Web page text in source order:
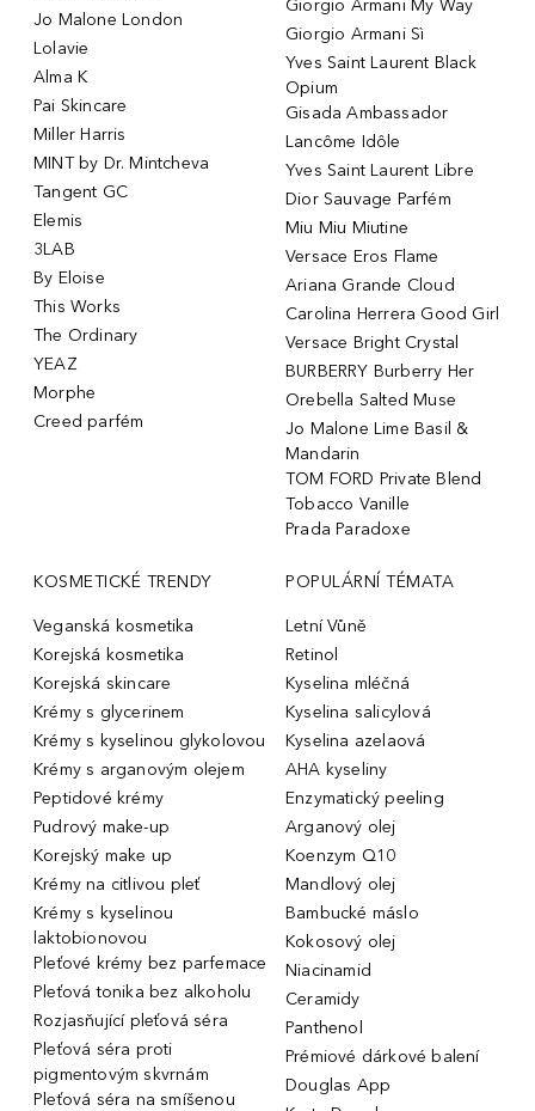
Jo Malone London
Lolavie
Alma K
Pai Skincare
Miller Harris
MINT by Dr. Mintcheva
Tangent GC
Elemis
3LAB
By Eloise
This Works
The Ordinary
YEAZ
Morphe
Creed parfém
Giorgio Armani My Way
Giorgio Armani Sì
Yves Saint Laurent Black
Opium
Gisada Ambassador
Lancôme Idôle
Yves Saint Laurent Libre
Dior Sauvage Parfém
Miu Miu Miutine
Versace Eros Flame
Ariana Grande Cloud
Carolina Herrera Good Girl
Versace Bright Crystal
BURBERRY Burberry Her
Orebella Salted Muse
Jo Malone Lime Basil &
Mandarin
TOM FORD Private Blend
Tobacco Vanille
Prada Paradoxe
KOSMETICKÉ TRENDY
Veganská kosmetika
Korejská kosmetika
Korejská skincare
Krémy s glycerinem
Krémy s kyselinou glykolovou
Krémy s arganovým olejem
Peptidové krémy
Pudrový make-up
Korejský make up
Krémy na citlivou pleť
Krémy s kyselinou
laktobionovou
Pleťové krémy bez parfemace
Pleťová tonika bez alkoholu
Rozjasňující pleťová séra
Pleťová séra proti
pigmentovým skvrnám
Pleťová séra na smíšenou
POPULÁRNÍ TÉMATA
Letní Vůně
Retinol
Kyselina mléčná
Kyselina salicylová
Kyselina azelaová
AHA kyseliny
Enzymatický peeling
Arganový olej
Koenzym Q10
Mandlový olej
Bambucké máslo
Kokosový olej
Niacinamid
Ceramidy
Panthenol
Prémiové dárkové balení
Douglas App